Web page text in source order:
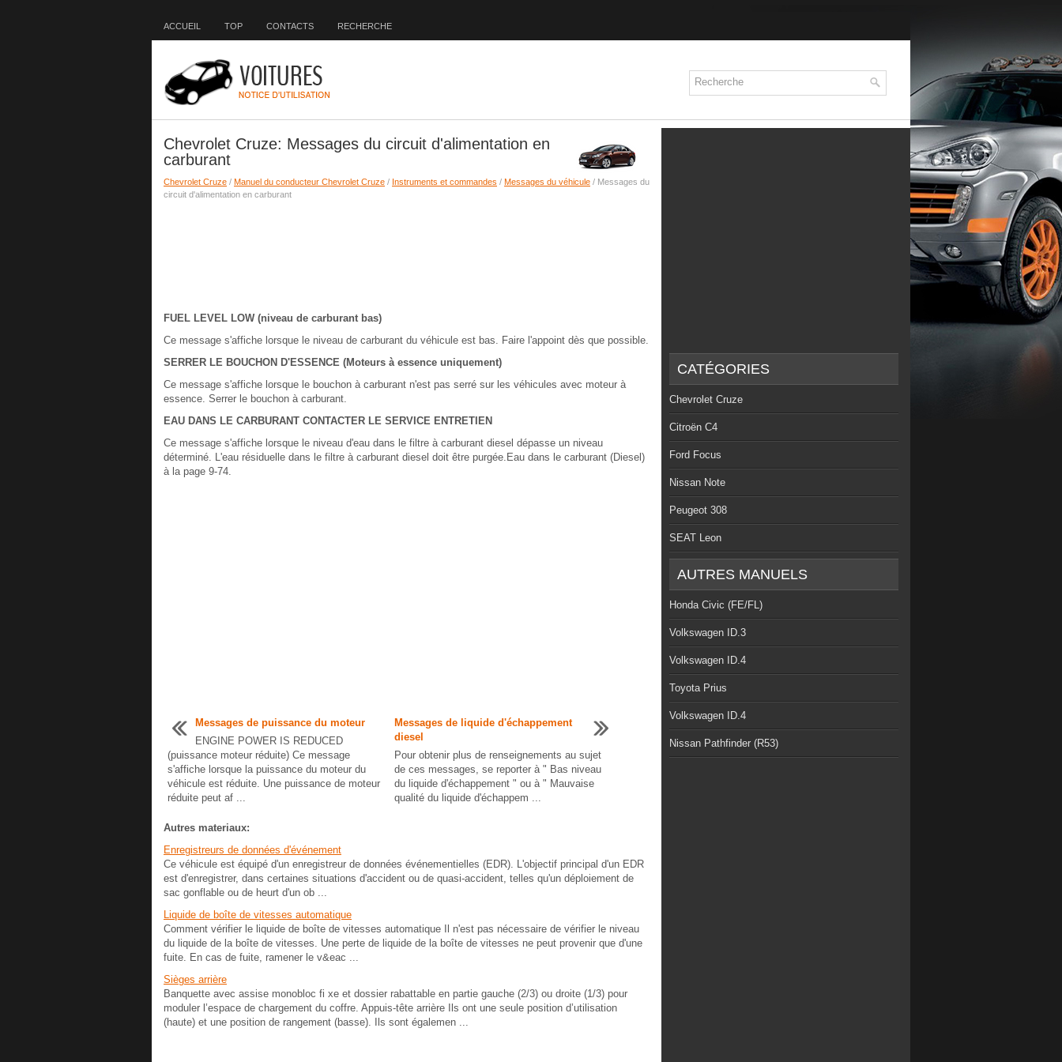
ACCUEIL TOP CONTACTS RECHERCHE
Chevrolet Cruze: Messages du circuit d'alimentation en
carburant
Chevrolet Cruze / Manuel du conducteur Chevrolet Cruze / Instruments et commandes / Messages du véhicule / Messages du
circuit d'alimentation en carburant
FUEL LEVEL LOW (niveau de carburant bas)
Ce message s'affiche lorsque le niveau de carburant du véhicule est bas. Faire l'appoint dès que possible.
SERRER LE BOUCHON D'ESSENCE (Moteurs à essence uniquement)
Ce message s'affiche lorsque le bouchon à carburant n'est pas serré sur les véhicules avec moteur à
essence. Serrer le bouchon à carburant.
EAU DANS LE CARBURANT CONTACTER LE SERVICE ENTRETIEN
Ce message s'affiche lorsque le niveau d'eau dans le filtre à carburant diesel dépasse un niveau
déterminé. L'eau résiduelle dans le filtre à carburant diesel doit être purgée.Eau dans le carburant (Diesel)
à la page 9-74.
Messages de puissance du moteur
ENGINE POWER IS REDUCED
(puissance moteur réduite) Ce message
s'affiche lorsque la puissance du moteur du
véhicule est réduite. Une puissance de moteur
réduite peut af ...
Messages de liquide d'échappement
diesel
Pour obtenir plus de renseignements au sujet
de ces messages, se reporter à " Bas niveau
du liquide d'échappement " ou à " Mauvaise
qualité du liquide d'échappem ...
Autres materiaux:
Enregistreurs de données d'événement
Ce véhicule est équipé d'un enregistreur de données événementielles (EDR). L'objectif principal d'un EDR
est d'enregistrer, dans certaines situations d'accident ou de quasi-accident, telles qu'un déploiement de
sac gonflable ou de heurt d'un ob ...
Liquide de boîte de vitesses automatique
Comment vérifier le liquide de boîte de vitesses automatique Il n'est pas nécessaire de vérifier le niveau
du liquide de la boîte de vitesses. Une perte de liquide de la boîte de vitesses ne peut provenir que d'une
fuite. En cas de fuite, ramener le v&eac ...
Sièges arrière
Banquette avec assise monobloc fi xe et dossier rabattable en partie gauche (2/3) ou droite (1/3) pour
moduler l’espace de chargement du coffre. Appuis-tête arrière Ils ont une seule position d’utilisation
(haute) et une position de rangement (basse). Ils sont égalemen ...
CATÉGORIES
Chevrolet Cruze
Citroën C4
Ford Focus
Nissan Note
Peugeot 308
SEAT Leon
AUTRES MANUELS
Honda Civic (FE/FL)
Volkswagen ID.3
Volkswagen ID.4
Toyota Prius
Volkswagen ID.4
Nissan Pathfinder (R53)